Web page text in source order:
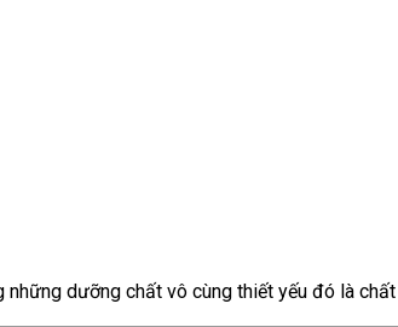
dưỡng chất vô cùng thiết yếu đó là